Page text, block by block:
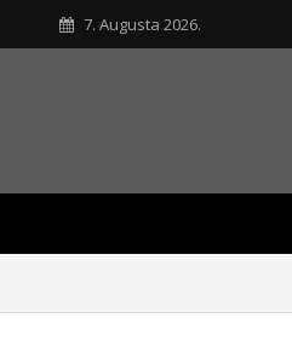
7. Augusta 2026.